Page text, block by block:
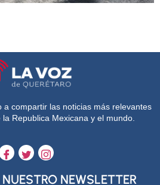
a compartir las noticias más relevantes
Republica Mexicana y el mundo.
NEWSLETTER